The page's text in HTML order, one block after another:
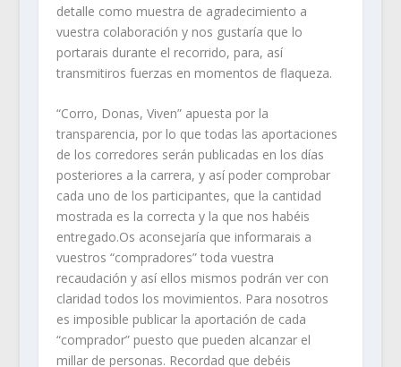
detalle como muestra de agradecimiento a
vuestra colaboración y nos gustaría que lo
portarais durante el recorrido, para, así
transmitiros fuerzas en momentos de flaqueza.
“Corro, Donas, Viven” apuesta por la
transparencia, por lo que todas las aportaciones
de los corredores serán publicadas en los días
posteriores a la carrera, y así poder comprobar
cada uno de los participantes, que la cantidad
mostrada es la correcta y la que nos habéis
entregado.Os aconsejaría que informarais a
vuestros “compradores” toda vuestra
recaudación y así ellos mismos podrán ver con
claridad todos los movimientos. Para nosotros
es imposible publicar la aportación de cada
“comprador” puesto que pueden alcanzar el
millar de personas. Recordad que debéis